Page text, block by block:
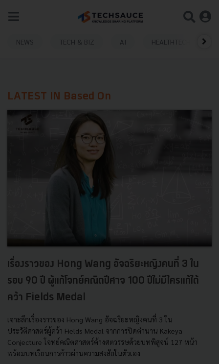
NEWS TECH & BIZ AI HEALTHTECH
LATEST IN Based On
เรื่องราวของ Hong Wang อัจฉริยะหญิงคนที่ 3 ใน
รอบ 90 ปี ผู้แก้โจทย์คณิตปีศาจ 100 ปีไม่มีใครแก้ได้
คว้า Fields Medal
เจาะลึกเรื่องราวของ Hong Wang อัจฉริยะหญิงคนที่ 3 ใน
ประวัติศาสตร์ผู้คว้า Fields Medal จากการปิดตำนาน Kakeya
Conjecture โจทย์คณิตศาสตร์ค้างศตวรรษด้วยบทพิสูจน์ 127 หน้า
พร้อมบทเรียนการก้าวผ่านความสงสัยในตัวเอง